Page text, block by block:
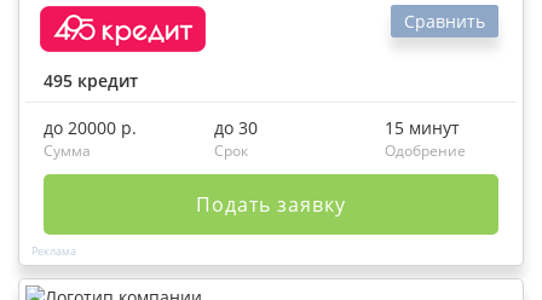
495 кредит
Сравнить
до 20000 р.
Сумма
до 30
Срок
15 минут
Одобрение
Подать заявку